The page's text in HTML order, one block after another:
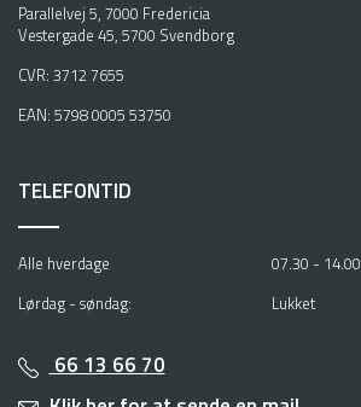
a
m
u
s
e
n
s
t
d
e
Parallelvej 5, 7000 Fredericia
Vestergade 45, 5700 Svendborg
CVR: 3712 7655
EAN: 5798 0005 53750
TELEFONTID
Alle hverdage
07.30 - 14.00
Lørdag - søndag:
Lukket
66 13 66 70